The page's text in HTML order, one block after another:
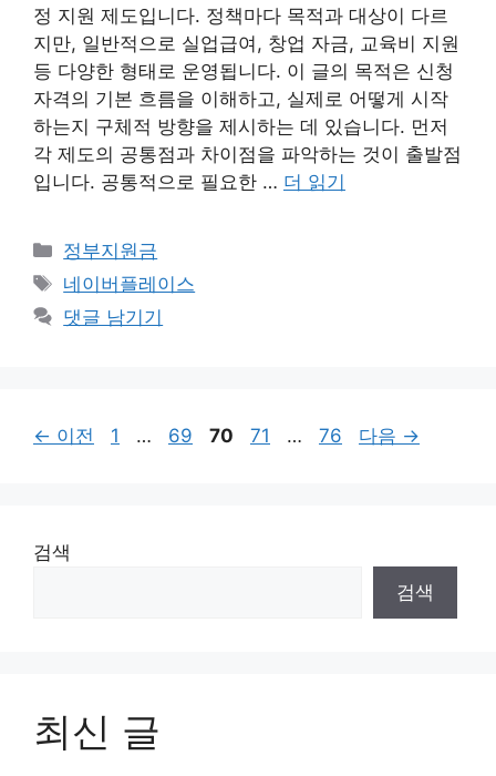
정 지원 제도입니다. 정책마다 목적과 대상이 다르
지만, 일반적으로 실업급여, 창업 자금, 교육비 지원
등 다양한 형태로 운영됩니다. 이 글의 목적은 신청
자격의 기본 흐름을 이해하고, 실제로 어떻게 시작
하는지 구체적 방향을 제시하는 데 있습니다. 먼저
각 제도의 공통점과 차이점을 파악하는 것이 출발점
입니다. 공통적으로 필요한 … 더 읽기
카
테
고
리
정부지원금
태
그
네이버플레이스
댓글 남기기
← 이전
페
1 …
페
69
페
70
페
71 …
페
76 다음 →
검색
검색
최신 글